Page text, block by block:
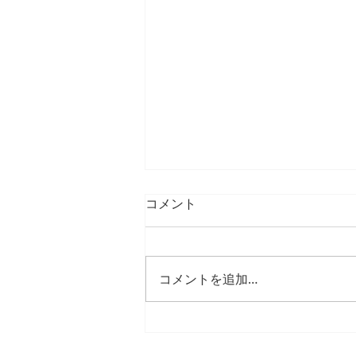
コメント
コメントを追加…